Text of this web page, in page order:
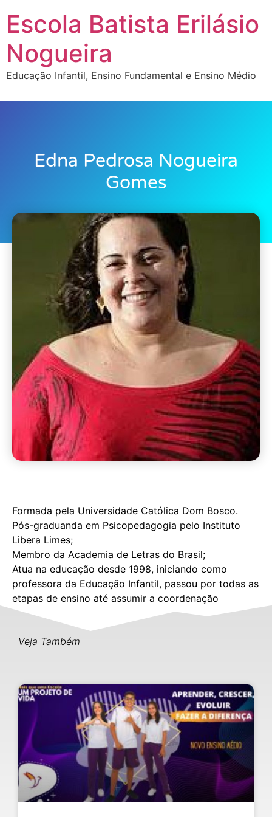
Escola Batista Erilásio
Nogueira
Educação Infantil, Ensino Fundamental e Ensino Médio
Edna Pedrosa Nogueira
Gomes
Formada pela Universidade Católica Dom Bosco.
Pós-graduanda em Psicopedagogia pelo Instituto
Libera Limes;
Membro da Academia de Letras do Brasil;
Atua na educação desde 1998, iniciando como
professora da Educação Infantil, passou por todas as
etapas de ensino até assumir a coordenação
pedagógica e por fim a direção do IBEEN.
Veja Também